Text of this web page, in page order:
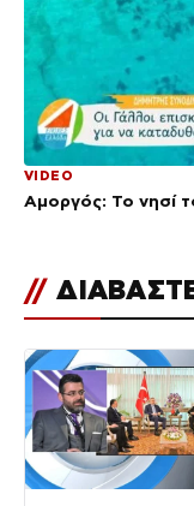
VIDEO
Αμοργός: Το νησί
//